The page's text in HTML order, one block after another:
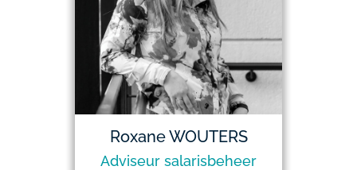
Roxane WOUTERS
Adviseur salarisbeheer